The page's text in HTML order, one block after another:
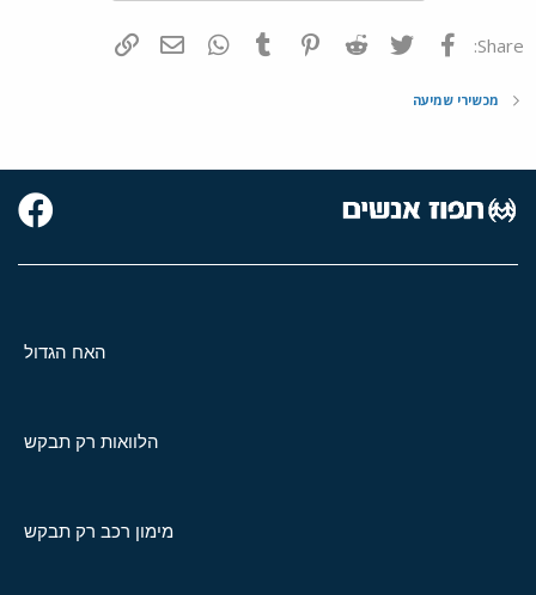
Share: פייסבוק Twitter
Reddit
Pinterest
Tumblr
WhatsAppדואר אלקטרוני
מכשירי שמיעה
האח הגדול
הלוואות רק תבקש
מימון רכב רק תבקש